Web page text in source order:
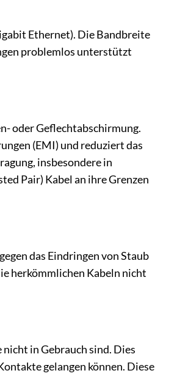
Ethernet). Die Bandbreite
problemlos unterstützt
oder Geflechtabschirmung.
(EMI) und reduziert das
insbesondere in
Pair) Kabel an ihre Grenzen
das Eindringen von Staub
herkömmlichen Kabeln nicht
in Gebrauch sind. Dies
gelangen können. Diese